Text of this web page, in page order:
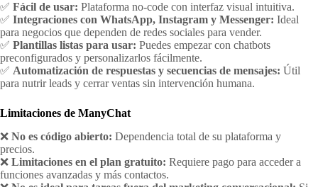
✅ Fácil de usar: Plataforma no-code con interfaz visual intuitiva.
✅ Integraciones con WhatsApp, Instagram y Messenger: Ideal
para negocios que dependen de redes sociales para vender.
✅ Plantillas listas para usar: Puedes empezar con chatbots
preconfigurados y personalizarlos fácilmente.
✅ Automatización de respuestas y secuencias de mensajes: Útil
para nutrir leads y cerrar ventas sin intervención humana.
Limitaciones de ManyChat
❌ No es código abierto: Dependencia total de su plataforma y
precios.
❌ Limitaciones en el plan gratuito: Requiere pago para acceder a
funciones avanzadas y más contactos.